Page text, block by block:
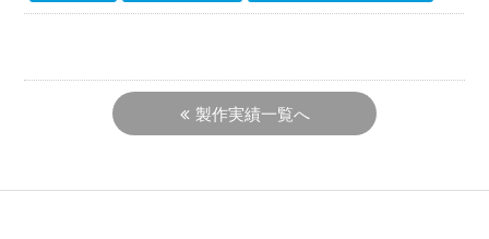
製作実績一覧へ